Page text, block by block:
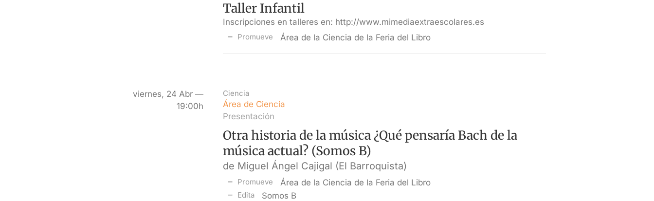
Taller Infantil
Inscripciones en talleres en: http://www.mimediaextraescolares.es
Promueve Área de la Ciencia de la Feria del Libro
viernes, 24 Abr —
19:00h
Ciencia
Área de Ciencia
Presentación
Otra historia de la música ¿Qué pensaría Bach de la
música actual? (Somos B)
de Miguel Ángel Cajigal (El Barroquista)
Promueve Área de la Ciencia de la Feria del Libro
Edita Somos B